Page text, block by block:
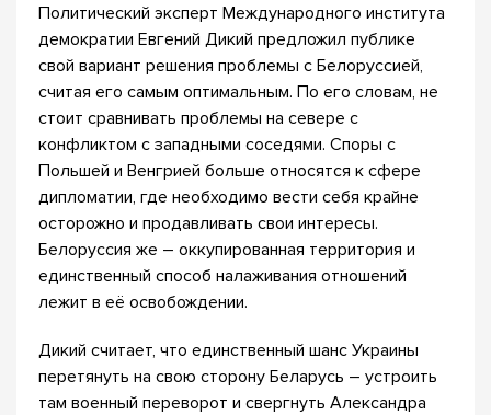
Политический эксперт Международного института
демократии Евгений Дикий предложил публике
свой вариант решения проблемы с Белоруссией,
считая его самым оптимальным. По его словам, не
стоит сравнивать проблемы на севере с
конфликтом с западными соседями. Споры с
Польшей и Венгрией больше относятся к сфере
дипломатии, где необходимо вести себя крайне
осторожно и продавливать свои интересы.
Белоруссия же – оккупированная территория и
единственный способ налаживания отношений
лежит в её освобождении.
Дикий считает, что единственный шанс Украины
перетянуть на свою сторону Беларусь – устроить
там военный переворот и свергнуть Александра